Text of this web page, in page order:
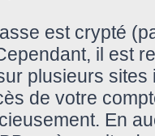
est crypté
il est
plusieurs
de votre
En